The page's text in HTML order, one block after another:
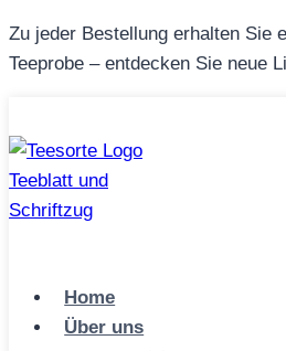
Zum
Inhalt
Zu jeder Bestellung erhalten Sie
Teeprobe – entdecken Sie neue
Home
Über uns